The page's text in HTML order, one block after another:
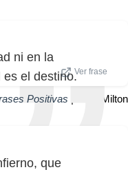
ni en la
es el destino.Ver frase
Positivas | John Milton
que